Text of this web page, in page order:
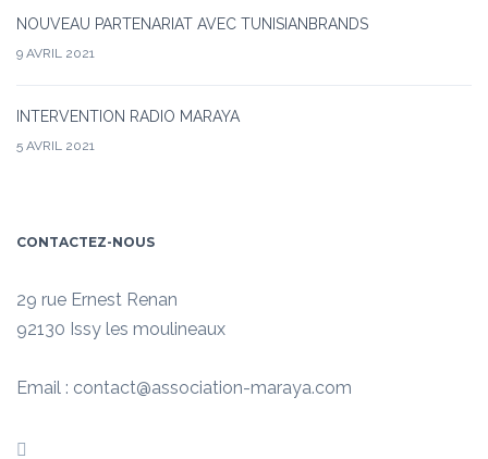
NOUVEAU PARTENARIAT AVEC TUNISIANBRANDS
9 AVRIL 2021
INTERVENTION RADIO MARAYA
5 AVRIL 2021
CONTACTEZ-NOUS
29 rue Ernest Renan
92130 Issy les moulineaux
Email : contact@association-maraya.com